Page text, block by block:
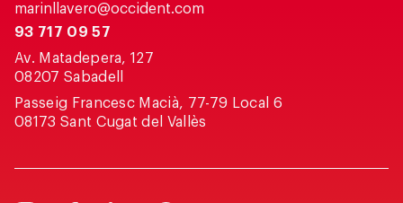
marinllavero@occident.com
93 717 09 57
Av. Matadepera, 127
08207 Sabadell
Passeig Francesc Macià, 77-79 Local 6
08173 Sant Cugat del Vallès